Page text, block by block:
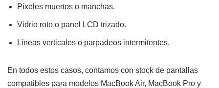
Píxeles muertos o manchas.
Vidrio roto o panel LCD trizado.
Líneas verticales o parpadeos intermitentes.
En todos estos casos, contamos con stock de pantallas
compatibles para modelos MacBook Air, MacBook Pro y